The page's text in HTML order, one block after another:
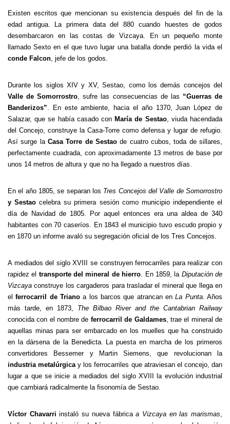
Existen escritos que mencionan su existencia después del fin de la
edad antigua. La primera data del 880 cuando huestes de godos
desembarcaron en las costas de Vizcaya. En un pequeño monte
llamado Sexto en el que tuvo lugar una batalla donde perdió la vida el
conde Falcon, jefe de los godos.
Durante los siglos XIV y XV, Sestao, como los demás concejos del
Valle de Somorrostro, sufre las consecuencias de las “Guerras de
Banderizos”. En este ambiente, hacia el año 1370, Juan López de
Salazar, que se había casado con María de Sestao, viuda hacendada
del Concejo, construye la Casa-Torre como defensa y lugar de refugio.
Así surge la Casa Torre de Sestao de cuatro cubos, toda de sillares,
perfectamente cuadrada, con aproximadamente 13 metros de base por
unos 14 metros de altura y que no ha llegado a nuestros días.
En el año 1805, se separan los Tres Concejos del Valle de Somorrostro
y Sestao celebra su primera sesión como municipio independiente el
día de Navidad de 1805. Por aquel entonces era una aldea de 340
habitantes con 70 caseríos. En 1843 el municipio tuvo escudo propio y
en 1870 un informe avaló su segregación oficial de los Tres Concejos.
A mediados del siglo XVIII se construyen ferrocarriles para realizar con
rapidez el transporte del mineral de hierro. En 1859, la Diputación de
Vizcaya construye los cargaderos para trasladar el mineral que llega en
elferrocarril de Triano a los barcos que atrancan enLa Punta. Años
más tarde, en 1873, The Bilbao River and the Cantabrian Railway
conocida con el nombre de ferrocarril de Galdames, trae el mineral de
aquellas minas para ser embarcado en los muelles que ha construido
en la dársena de la Benedicta. La puesta en marcha de los primeros
convertidores Bessemer y Martin Siemens, que revolucionan la
industria metalúrgicay los ferrocarriles que atraviesan el concejo, dan
lugar a que se inicie a mediados del siglo XVIII la evolución industrial
que cambiará radicalmente la fisonomía de Sestao.
Víctor Chavarri instaló su nueva fábricaa Vizcaya en las marismas,